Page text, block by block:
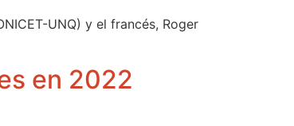
UNQ) y el francés, Roger
en 2022